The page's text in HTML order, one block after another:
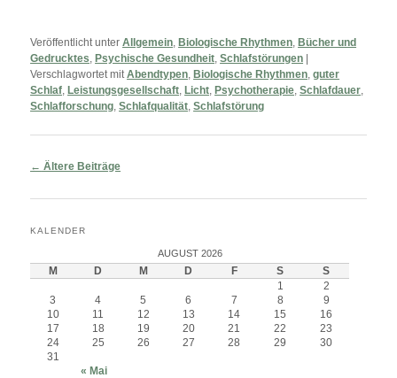
Veröffentlicht unter Allgemein,Biologische Rhythmen,Bücher und
Gedrucktes,Psychische Gesundheit,Schlafstörungen |
Verschlagwortet mit Abendtypen,Biologische Rhythmen,guter
Schlaf,Leistungsgesellschaft,Licht,Psychotherapie,Schlafdauer,
Schlafforschung,Schlafqualität,Schlafstörung
Beitragsnavigation
← Ältere Beiträge
KALENDER
AUGUST 2026
M D M D F S
S
1
2
3
4 5 6 7 8
9
10
11 12 13 14 15
16
17
18 19 20 21 22
23
24
25 26 27 28 29
30
31
« Mai